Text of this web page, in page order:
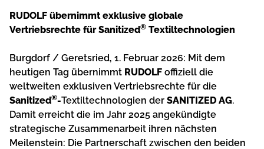
RUDOLF übernimmt exklusive globale
Vertriebsrechte für Sanitized® Textiltechnologien
Burgdorf / Geretsried, 1. Februar 2026: Mit dem
heutigen Tag übernimmt RUDOLF offiziell die
weltweiten exklusiven Vertriebsrechte für die
Sanitized®-Textiltechnologien der SANITIZED AG.
Damit erreicht die im Jahr 2025 angekündigte
strategische Zusammenarbeit ihren nächsten
Meilenstein: Die Partnerschaft zwischen den beiden